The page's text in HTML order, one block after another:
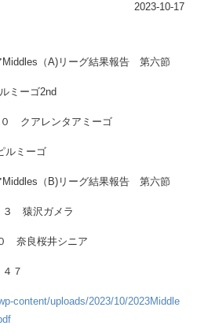
2023-10-17
Middles（A)リーグ結果報告 第六節
ミーゴ2nd
クアレンタアミーゴ
ミーゴ
Middles（B)リーグ結果報告 第六節
３ 猿沢ガメラ
奈良桜井シニア
７
content/uploads/2023/10/2023Middle